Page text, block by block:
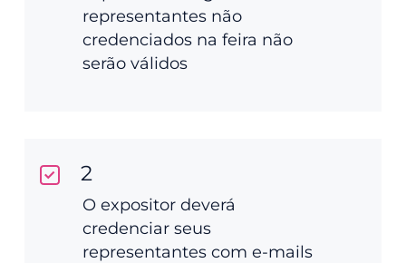
representantes não
credenciados na feira não
serão válidos
2
O expositor deverá
credenciar seus
representantes com e-mails